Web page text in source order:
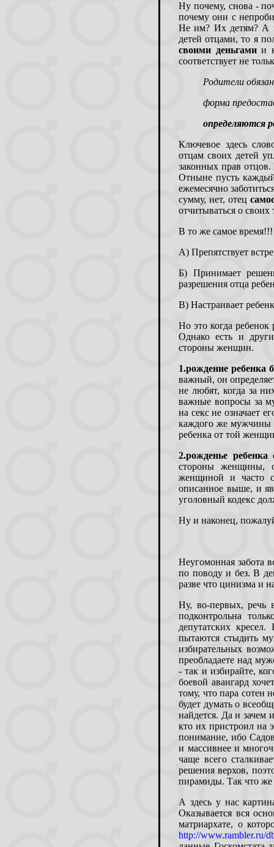
Ну почему, снова -
почему они с
Не им? Их детям? А
детей отцами, то я
своими деньгамии
соответствует не
Родители
форма
определяются
Ключевое здесь
отцам своих детей
законных прав отцов.
Отныне пусть
ежемесячно
сумму, нет, отец
отчитываться о своих
В то же самое время!!!
А) Препятствует
Б) Принимает
разрешения отца
В) Настраивает
Но это когда ребенок
Однако есть и
стороны женщин.
1.рождение ребенка
важный, он
не любят, когда за
важные вопросы за
на секс не означает
каждого же мужчины
ребенка от той
2.рожденье
стороны женщины,
женщиной и часто
описанное выше, и
уголовный кодекс
Ну и наконец,
Неугомонная забота
по поводу и без. В
разве что цинизма и
Ну, во-первых, речь
подконтрольна
депутатских
пытаются стыдить
избирательных
преобладаете над
- так и избирайте,
боевой авангард
тому, что пара сотен
будет думать о
найдется. Да и зачем
кто их пристроил на
понимание, ибо
и массивнее и
чаще всего
решения верхов,
пирамиды. Так что же
А здесь у нас
Оказывается вся
матриархате, о
http://www.rambler.ru/